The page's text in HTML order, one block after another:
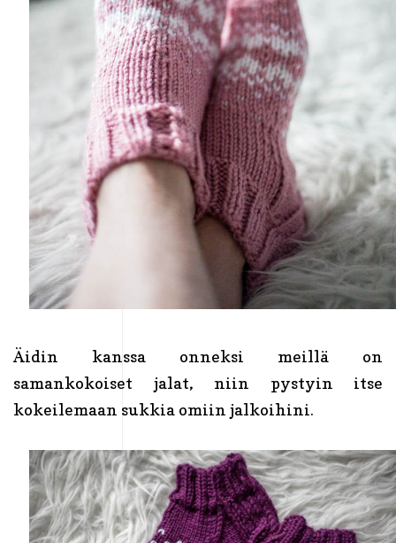
Äidin kanssa onneksi meillä on
samankokoiset jalat, niin pystyin itse
kokeilemaan sukkia omiin jalkoihini.